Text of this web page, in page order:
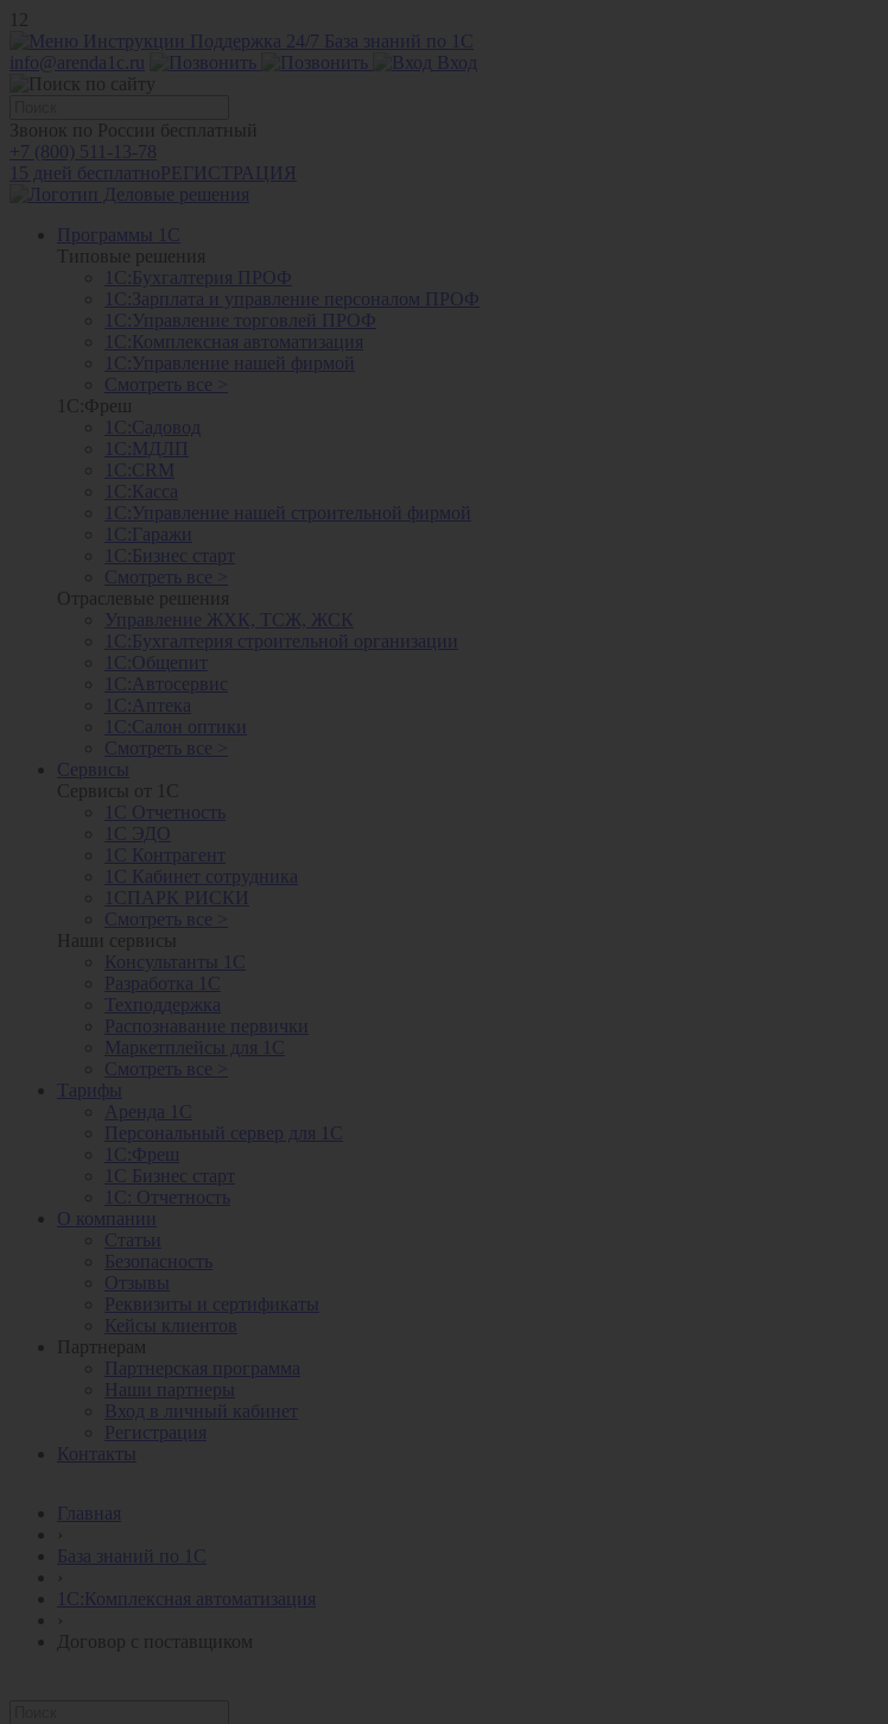
12
Инструкции Поддержка 24/7 База знаний по 1С
info@arenda1c.ru
Вход
Звонок по России бесплатный
+7 (800) 511-13-78
15 дней бесплатноРЕГИСТРАЦИЯ
Программы 1С
Типовые решения
1С:Бухгалтерия ПРОФ
1С:Зарплата и управление персоналом ПРОФ
1С:Управление торговлей ПРОФ
1С:Комплексная автоматизация
1С:Управление нашей фирмой
Смотреть все >
1С:Фреш
1С:Садовод
1С:МДЛП
1С:CRM
1С:Касса
1С:Управление нашей строительной фирмой
1С:Гаражи
1С:Бизнес старт
Смотреть все >
Отраслевые решения
Управление ЖХК, ТСЖ, ЖСК
1С:Бухгалтерия строительной организации
1С:Общепит
1С:Автосервис
1С:Аптека
1С:Салон оптики
Смотреть все >
Сервисы
Сервисы от 1С
1С Отчетность
1С ЭДО
1С Контрагент
1С Кабинет сотрудника
1СПАРК РИСКИ
Смотреть все >
Наши сервисы
Консультанты 1С
Разработка 1С
Техподдержка
Распознавание первички
Маркетплейсы для 1С
Смотреть все >
Тарифы
Аренда 1С
Персональный сервер для 1С
1С:Фреш
1С Бизнес старт
1С: Отчетность
О компании
Статьи
Безопасность
Отзывы
Реквизиты и сертификаты
Кейсы клиентов
Партнерам
Партнерская программа
Наши партнеры
Вход в личный кабинет
Регистрация
Контакты
Главная
›
База знаний по 1С
›
1С:Комплексная автоматизация
›
Договор с поставщиком